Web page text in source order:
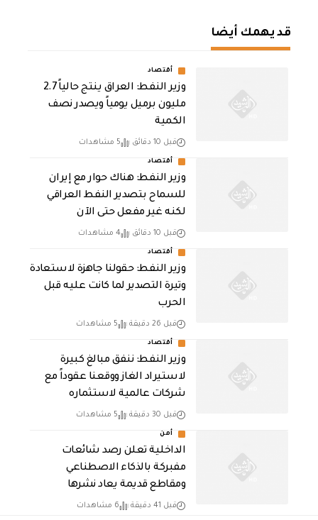
قد يهمك أيضا
أقتصاد
وزير النفط: العراق ينتج حالياً 2.7
مليون برميل يومياً ويصدر نصف
الكمية
قبل 10 دقائق 5 مشاهدات
أقتصاد
وزير النفط: هناك حوار مع إيران
للسماح بتصدير النفط العراقي
لكنه غير مفعل حتى الآن
قبل 10 دقائق 4 مشاهدات
أقتصاد
وزير النفط: حقولنا جاهزة لاستعادة
وتيرة التصدير لما كانت عليه قبل
الحرب
قبل 26 دقيقة 5 مشاهدات
أقتصاد
وزير النفط: ننفق مبالغ كبيرة
لاستيراد الغاز ووقعنا عقوداً مع
شركات عالمية لاستثماره
قبل 30 دقيقة 5 مشاهدات
أمن
الداخلية تعلن رصد شائعات
مفبركة بالذكاء الاصطناعي
ومقاطع قديمة يعاد نشرها
قبل 41 دقيقة 6 مشاهدات